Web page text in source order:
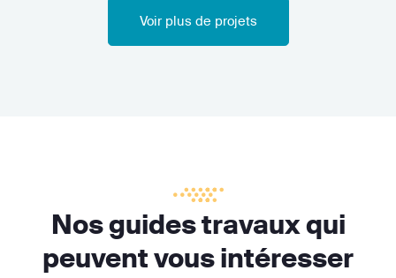
Voir plus de projets
Nos guides travaux qui
peuvent vous intéresser